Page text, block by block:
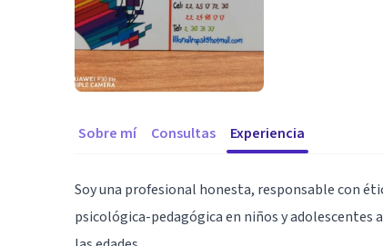
Sobre mí Consultas Experiencia
Soy una profesional honesta, responsable con
psicológica-pedagógica en niños y